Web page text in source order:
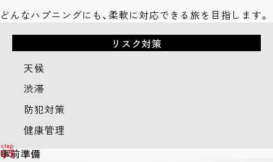
どんなハプニングにも、柔軟に対応できる旅を目指します。
リスク対策
天候
渋滞
防犯対策
健康管理
05
事前準備